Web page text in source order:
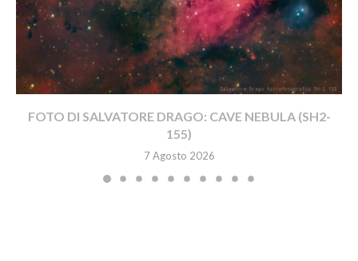
FOTO DI SALVATORE DRAGO: CAVE NEBULA (SH2-
155)
7 Agosto 2026